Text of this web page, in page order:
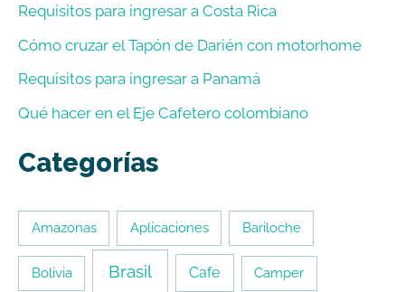
Requisitos para ingresar a Costa Rica
Cómo cruzar el Tapón de Darién con motorhome
Requisitos para ingresar a Panamá
Qué hacer en el Eje Cafetero colombiano
Categorías
Amazonas Aplicaciones Bariloche
Bolivia Brasil Cafe Camper